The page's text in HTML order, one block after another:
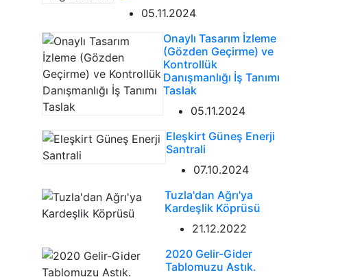
05.11.2024
Onaylı Tasarım İzleme
(Gözden Geçirme) ve
Kontrollük
Danışmanlığı İş Tanımı
Taslak
05.11.2024
Eleşkirt Güneş Enerji
Santrali
07.10.2024
Tuzla'dan Ağrı'ya
Kardeşlik Köprüsü
21.12.2022
2020 Gelir-Gider
Tablomuzu Astık.